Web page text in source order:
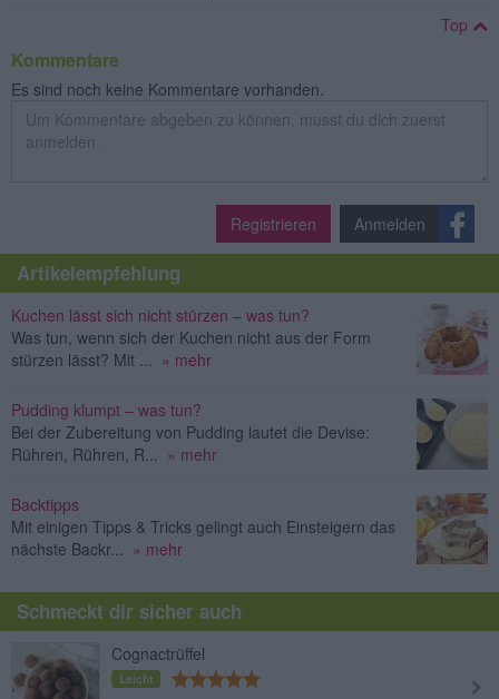
Top
Kommentare
Es sind noch keine Kommentare vorhanden.
Registrieren Anmelden
Artikelempfehlung
Kuchen lässt sich nicht stürzen – was tun?
Was tun, wenn sich der Kuchen nicht aus der Form
stürzen lässt? Mit ... » mehr
Pudding klumpt – was tun?
Bei der Zubereitung von Pudding lautet die Devise:
Rühren, Rühren, R... » mehr
Backtipps
Mit einigen Tipps & Tricks gelingt auch Einsteigern das
nächste Backr... » mehr
Schmeckt dir sicher auch
Cognactrüffel
Leicht